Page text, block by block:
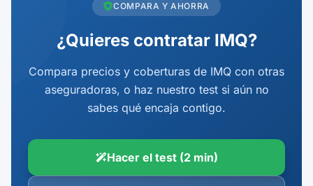
COMPARA Y AHORRA
¿Quieres contratar IMQ?
Compara precios y coberturas de IMQ con otras
aseguradoras, o haz nuestro test si aún no
sabes qué encaja contigo.
Hacer el test (2 min)